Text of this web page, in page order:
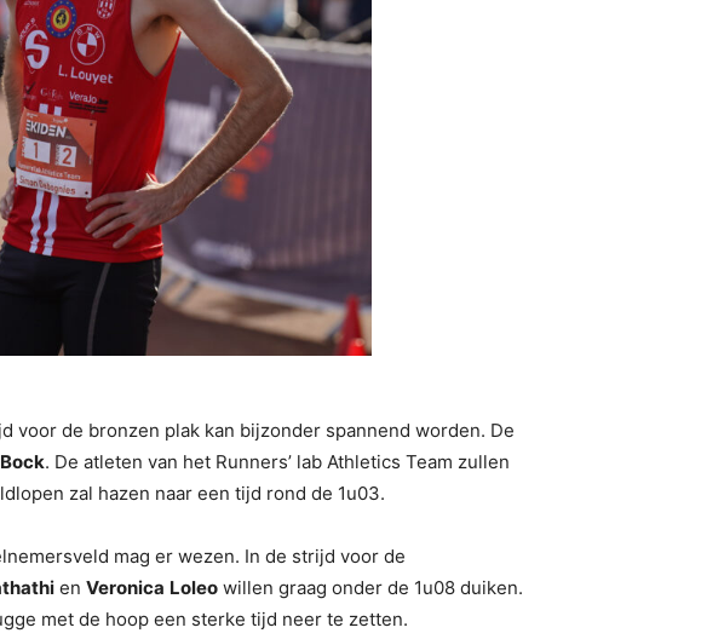
voor de bronzen plak kan bijzonder spannend worden. De
Bock. De atleten van het Runners’ lab Athletics Team zullen
zal hazen naar een tijd rond de 1u03.
mag er wezen. In de strijd voor de
en Veronica Loleo willen graag onder de 1u08 duiken.
met de hoop een sterke tijd neer te zetten.